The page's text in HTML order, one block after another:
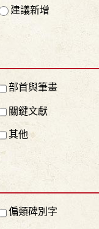
建議新增
部首與筆畫
關鍵文獻
其他
偏類碑別字